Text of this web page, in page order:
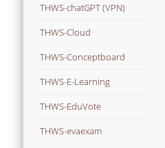
THWS-chatGPT (VPN)
THWS-Cloud
THWS-Conceptboard
THWS-E-Learning
THWS-EduVote
THWS-evaexam